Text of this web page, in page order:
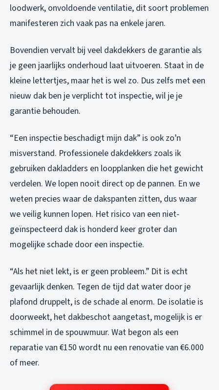
loodwerk, onvoldoende ventilatie, dit soort problemen
manifesteren zich vaak pas na enkele jaren.
Bovendien vervalt bij veel dakdekkers de garantie als
je geen jaarlijks onderhoud laat uitvoeren. Staat in de
kleine lettertjes, maar het is wel zo. Dus zelfs met een
nieuw dak ben je verplicht tot inspectie, wil je je
garantie behouden.
“Een inspectie beschadigt mijn dak” is ook zo’n
misverstand. Professionele dakdekkers zoals ik
gebruiken dakladders en loopplanken die het gewicht
verdelen. We lopen nooit direct op de pannen. En we
weten precies waar de dakspanten zitten, dus waar
we veilig kunnen lopen. Het risico van een niet-
geïnspecteerd dak is honderd keer groter dan
mogelijke schade door een inspectie.
“Als het niet lekt, is er geen probleem.” Dit is echt
gevaarlijk denken. Tegen de tijd dat water door je
plafond druppelt, is de schade al enorm. De isolatie is
doorweekt, het dakbeschot aangetast, mogelijk is er
schimmel in de spouwmuur. Wat begon als een
reparatie van €150 wordt nu een renovatie van €6.000
of meer.